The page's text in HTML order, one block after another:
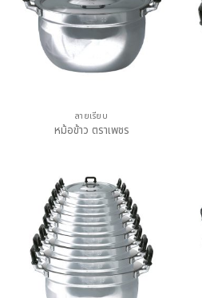
ลายเรียบ
หม้อข้าว ตราเพชร